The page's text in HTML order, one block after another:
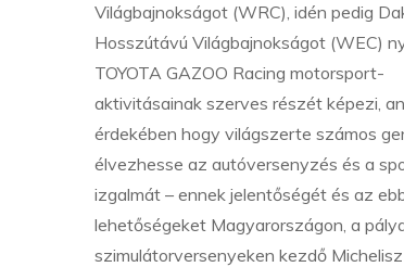
Világbajnokságot (WRC), idén pedig
Hosszútávú Világbajnokságot (WEC)
TOYOTA GAZOO Racing motorsport-
aktivitásainak szerves részét képezi,
érdekében hogy világszerte számos
élvezhesse az autóversenyzés és a
izgalmát – ennek jelentőségét és az
lehetőségeket Magyarországon, a
szimulátorversenyeken kezdő